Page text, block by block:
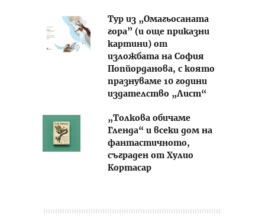
Тур из „Омагьосаната
гора” (и още приказни
картини) от
изложбата на София
Попйорданова, с която
празнуваме 10 години
издателство „Лист“
„Толкова обичаме
Гленда“ и всеки дом на
фантастичното,
съграден от Хулио
Кортасар